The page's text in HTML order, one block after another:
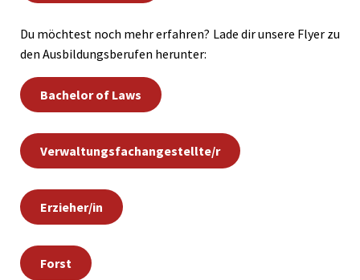
Du möchtest noch mehr erfahren? Lade dir unsere Flyer zu
den Ausbildungsberufen herunter:
Bachelor of Laws
Verwaltungsfachangestellte/r
Erzieher/in
Forst